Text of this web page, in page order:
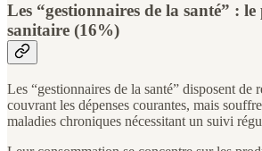
Les “gestionnaires de la santé” :
sanitaire (16%)
Les “gestionnaires de la santé” disposent de
couvrant les dépenses courantes, mais
maladies chroniques nécessitant un suivi